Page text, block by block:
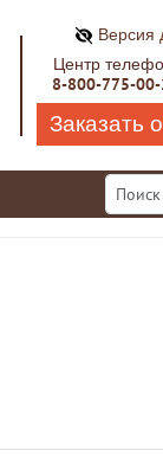
Версия
Центр
8-800-775-
Заказать